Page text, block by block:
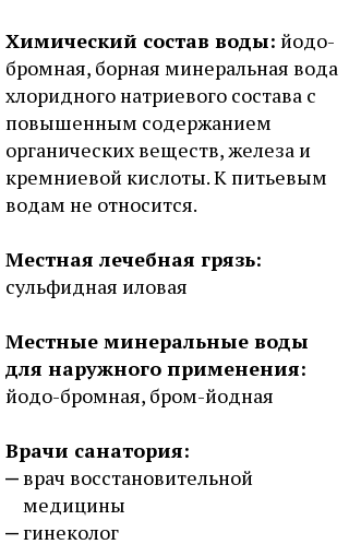
Химический состав воды: йодо-
бромная, борная минеральная вода
хлоридного натриевого состава с
повышенным содержанием
органических веществ, железа и
кремниевой кислоты. К питьевым
водам не относится.
Местная лечебная грязь:
сульфидная иловая
Местные минеральные воды
для наружного применения:
йодо-бромная, бром-йодная
Врачи санатория:
врач восстановительной
медицины
гинеколог